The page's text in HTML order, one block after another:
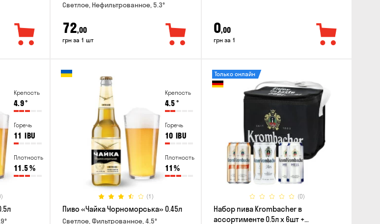
Светлое, Нефильтрованное, 5.3°
72,00
грн за 1 шт
0,00
грн за 1
Крепость
4.9°
Горечь
11 IBU
Плотность
11.5%
Крепость
4.5°
Горечь
10 IBU
Плотность
11 %
(1)
Пиво «Чайка Чорноморська» 0.45л
Светлое, Фильтрованное, 4.5°
(0)
Только онлайн
Набор пива Krombacher в
ассортименте 0.5л х 6шт +